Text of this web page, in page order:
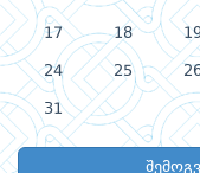
17 18
24 25
31